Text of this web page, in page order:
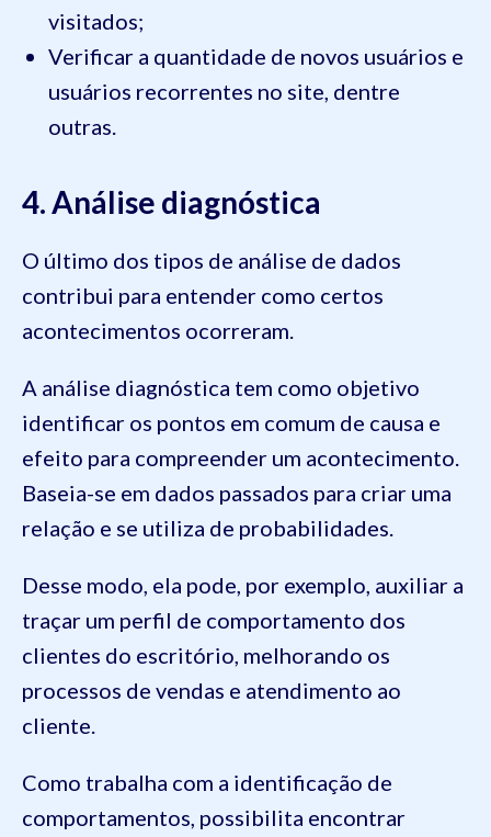
visitados;
Verificar a quantidade de novos usuários e
usuários recorrentes no site, dentre
outras.
4. Análise diagnóstica
O último dos tipos de análise de dados
contribui para entender como certos
acontecimentos ocorreram.
A análise diagnóstica tem como objetivo
identificar os pontos em comum de causa e
efeito para compreender um acontecimento.
Baseia-se em dados passados para criar uma
relação e se utiliza de probabilidades.
Desse modo, ela pode, por exemplo, auxiliar a
traçar um perfil de comportamento dos
clientes do escritório, melhorando os
processos de vendas e atendimento ao
cliente.
Como trabalha com a identificação de
comportamentos, possibilita encontrar